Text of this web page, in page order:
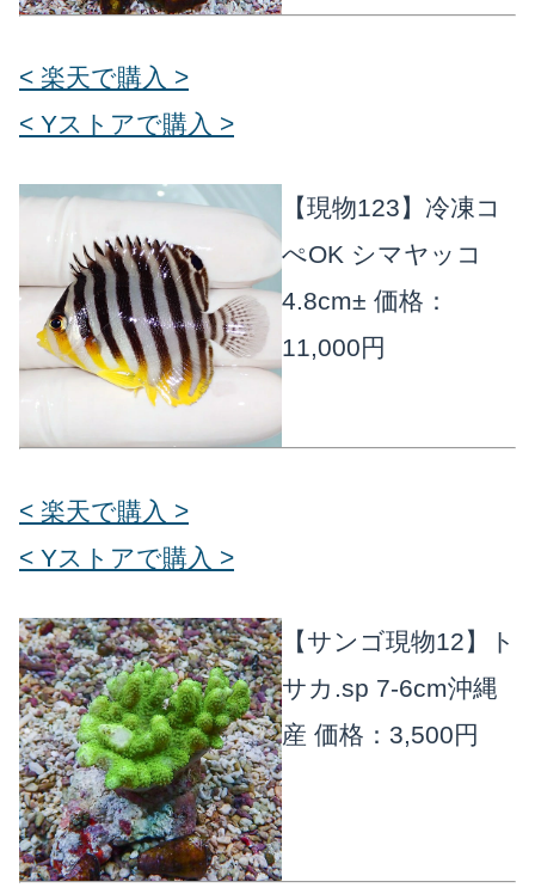
< 楽天で購入 >
< Yストアで購入 >
【現物123】冷凍コ
ぺOK シマヤッコ
4.8cm± 価格：
11,000円
< 楽天で購入 >
< Yストアで購入 >
【サンゴ現物12】ト
サカ.sp 7-6cm沖縄
産 価格：3,500円